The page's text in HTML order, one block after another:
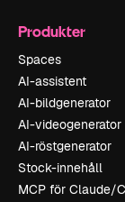
Produkter
Spaces
AI-assistent
AI-bildgenerator
AI-videogenerator
AI-röstgenerator
Stock-innehåll
MCP för Claude/